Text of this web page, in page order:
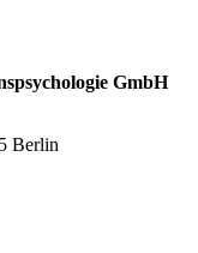
GmbH
Berlin